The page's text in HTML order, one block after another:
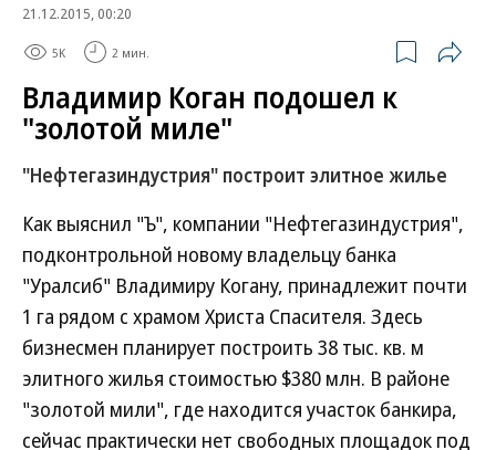
21.12.2015, 00:20
5K 2 мин.
Владимир Коган подошел к
"золотой миле"
"Нефтегазиндустрия" построит элитное жилье
Как выяснил "Ъ", компании "Нефтегазиндустрия",
подконтрольной новому владельцу банка
"Уралсиб" Владимиру Когану, принадлежит почти
1 га рядом с храмом Христа Спасителя. Здесь
бизнесмен планирует построить 38 тыс. кв. м
элитного жилья стоимостью $380 млн. В районе
"золотой мили", где находится участок банкира,
сейчас практически нет свободных площадок под